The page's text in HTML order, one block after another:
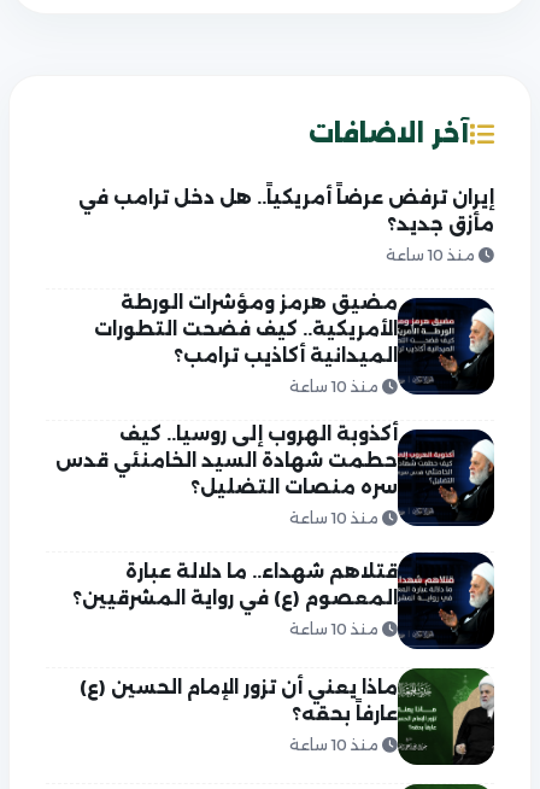
آخر الاضافات
إيران ترفض عرضاً أمريكياً.. هل دخل ترامب في
مأزق جديد؟
منذ 10 ساعة
مضيق هرمز ومؤشرات الورطة
الأمريكية.. كيف فضحت التطورات
الميدانية أكاذيب ترامب؟
منذ 10 ساعة
أكذوبة الهروب إلى روسيا.. كيف
حطمت شهادة السيد الخامنئي قدس
سره منصات التضليل؟
منذ 10 ساعة
قتلاهم شهداء.. ما دلالة عبارة
المعصوم (ع) في رواية المشرقيين؟
منذ 10 ساعة
ماذا يعني أن تزور الإمام الحسين (ع)
عارفاً بحقه؟
منذ 10 ساعة